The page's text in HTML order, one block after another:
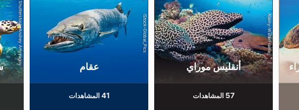
Alamy-WaterFrame
أنقليس موراي
57 المشاهدات
iStock-Global_Pics
عقام
41المشاهدات
Shutterstock-Andrey Armyagov